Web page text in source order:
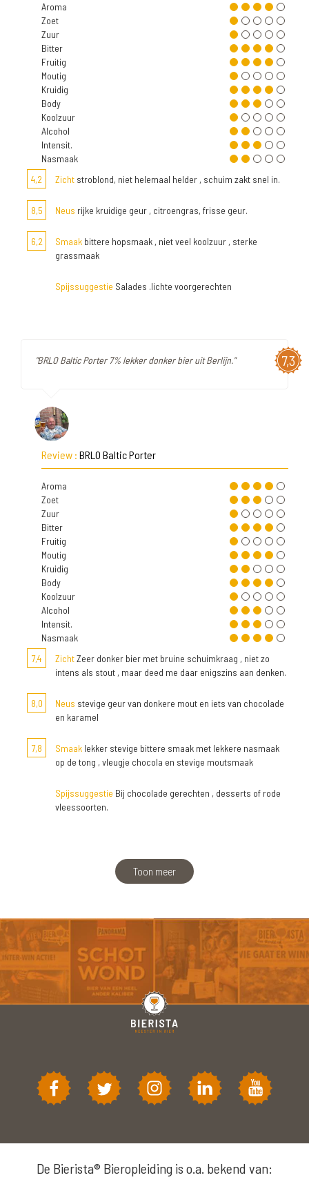
Aroma
Zoet
Zuur
Bitter
Fruitig
Moutig
Kruidig
Body
Koolzuur
Alcohol
Intensit.
Nasmaak
4,2
Zicht stroblond, niet helemaal helder , schuim zakt snel in.
8,5 Neus rijke kruidige geur , citroengras, frisse geur.
6,2 Smaak bittere hopsmaak , niet veel koolzuur , sterke
grassmaak
Spijssuggestie Salades .lichte voorgerechten
7,3
"BRLO Baltic Porter 7% lekker donker bier uit Berlijn."
Review : BRLO Baltic Porter
Aroma
Zoet
Zuur
Bitter
Fruitig
Moutig
Kruidig
Body
Koolzuur
Alcohol
Intensit.
Nasmaak
7,4
ZichtZeer donker bier met bruine schuimkraag , niet zo
intens als stout , maar deed me daar enigszins aan denken.
8,0 Neus stevige geur van donkere mout en iets van chocolade
en karamel
7,8 Smaak lekker stevige bittere smaak met lekkere nasmaak
op de tong , vleugje chocola en stevige moutsmaak
Spijssuggestie Bij chocolade gerechten , desserts of rode
vleessoorten.
Toon meer
De Bierista® Bieropleiding is o.a. bekend van: